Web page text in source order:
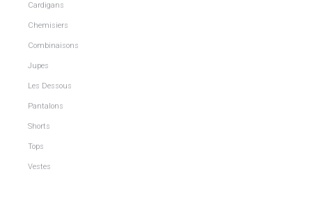
Cardigans
Chemisiers
Combinaisons
Jupes
Les Dessous
Pantalons
Shorts
Tops
Vestes